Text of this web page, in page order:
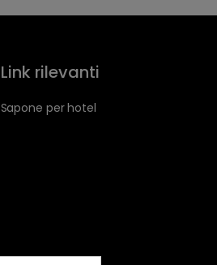
Link rilevanti
Sapone per hotel